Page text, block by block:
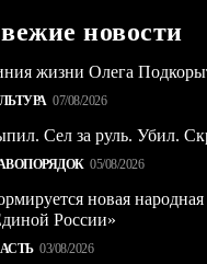
новости
жизни Олега
07/08/2026
Сел за руль. Убил.
05/08/2026
новая
России»
03/08/2026